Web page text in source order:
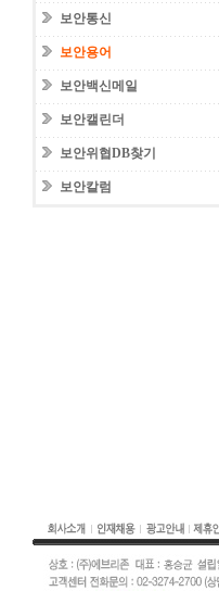
보안통신
보안용어
보안백신메일
보안캘린더
보안위협DB찾기
보안칼럼